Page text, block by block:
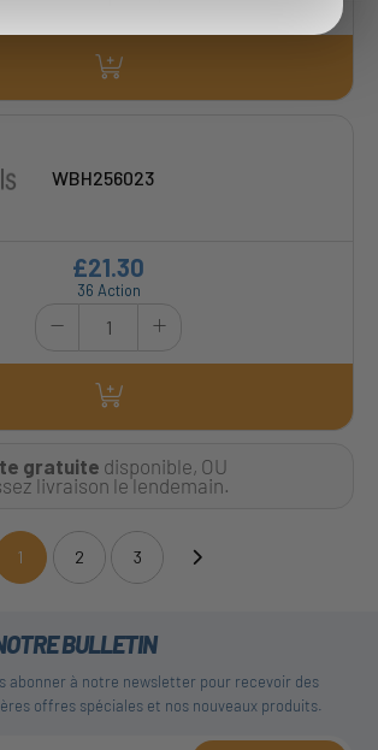
WBH256023
36 Action
£21.30
gratuite disponible, OU
livraison le lendemain.
1(current)2 3
BULLETIN
abonner à notre newsletter pour recevoir des
offres spéciales et nos nouveaux produits.